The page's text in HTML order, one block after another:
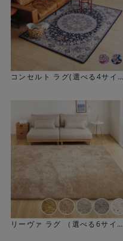
コンセルト ラグ(選べる4サイ
リーヴァ ラグ （選べる6サイ